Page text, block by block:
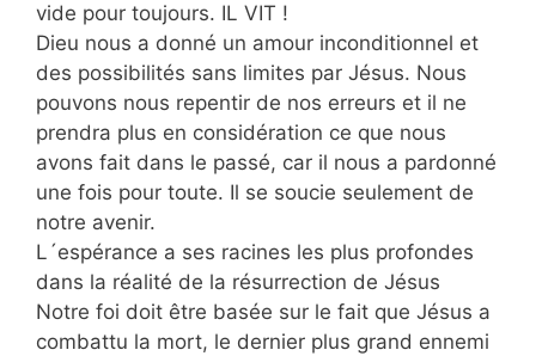
vide pour toujours. IL VIT !
Dieu nous a donné un amour inconditionnel et
des possibilités sans limites par Jésus. Nous
pouvons nous repentir de nos erreurs et il ne
prendra plus en considération ce que nous
avons fait dans le passé, car il nous a pardonné
une fois pour toute. Il se soucie seulement de
notre avenir.
L´espérance a ses racines les plus profondes
dans la réalité de la résurrection de Jésus
Notre foi doit être basée sur le fait que Jésus a
combattu la mort, le dernier plus grand ennemi